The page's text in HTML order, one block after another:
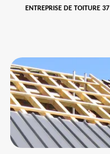
ENTREPRISE DE TOITURE 37